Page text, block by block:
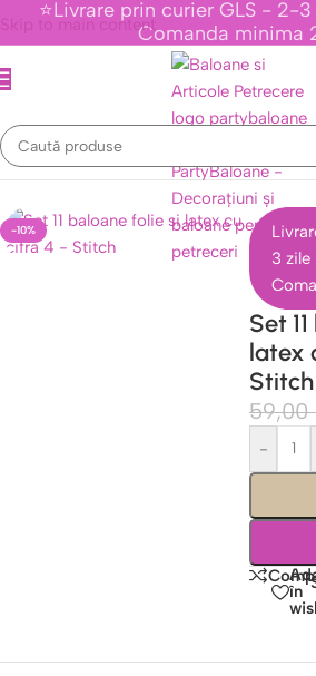
Skip to main content
⭐Livrare prin curier GLS - 2-
Comanda minima
Tematice Personaje Din
-10%
3 zile
Set
latex
Stitch
59,00
-
în